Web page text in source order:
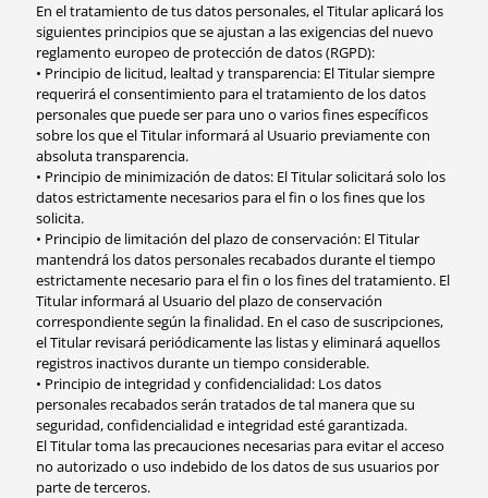
En el tratamiento de tus datos personales, el Titular aplicará los
siguientes principios que se ajustan a las exigencias del nuevo
reglamento europeo de protección de datos (RGPD):
• Principio de licitud, lealtad y transparencia: El Titular siempre
requerirá el consentimiento para el tratamiento de los datos
personales que puede ser para uno o varios fines específicos
sobre los que el Titular informará al Usuario previamente con
absoluta transparencia.
• Principio de minimización de datos: El Titular solicitará solo los
datos estrictamente necesarios para el fin o los fines que los
solicita.
• Principio de limitación del plazo de conservación: El Titular
mantendrá los datos personales recabados durante el tiempo
estrictamente necesario para el fin o los fines del tratamiento. El
Titular informará al Usuario del plazo de conservación
correspondiente según la finalidad. En el caso de suscripciones,
el Titular revisará periódicamente las listas y eliminará aquellos
registros inactivos durante un tiempo considerable.
• Principio de integridad y confidencialidad: Los datos
personales recabados serán tratados de tal manera que su
seguridad, confidencialidad e integridad esté garantizada.
El Titular toma las precauciones necesarias para evitar el acceso
no autorizado o uso indebido de los datos de sus usuarios por
parte de terceros.